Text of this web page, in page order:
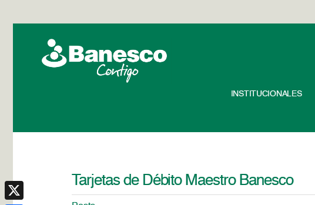
INSTITUCIONALES
Tarjetas de Débito Maestro Banesco